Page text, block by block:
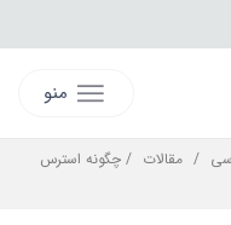
منو
/ مقالات / چگونه استرس